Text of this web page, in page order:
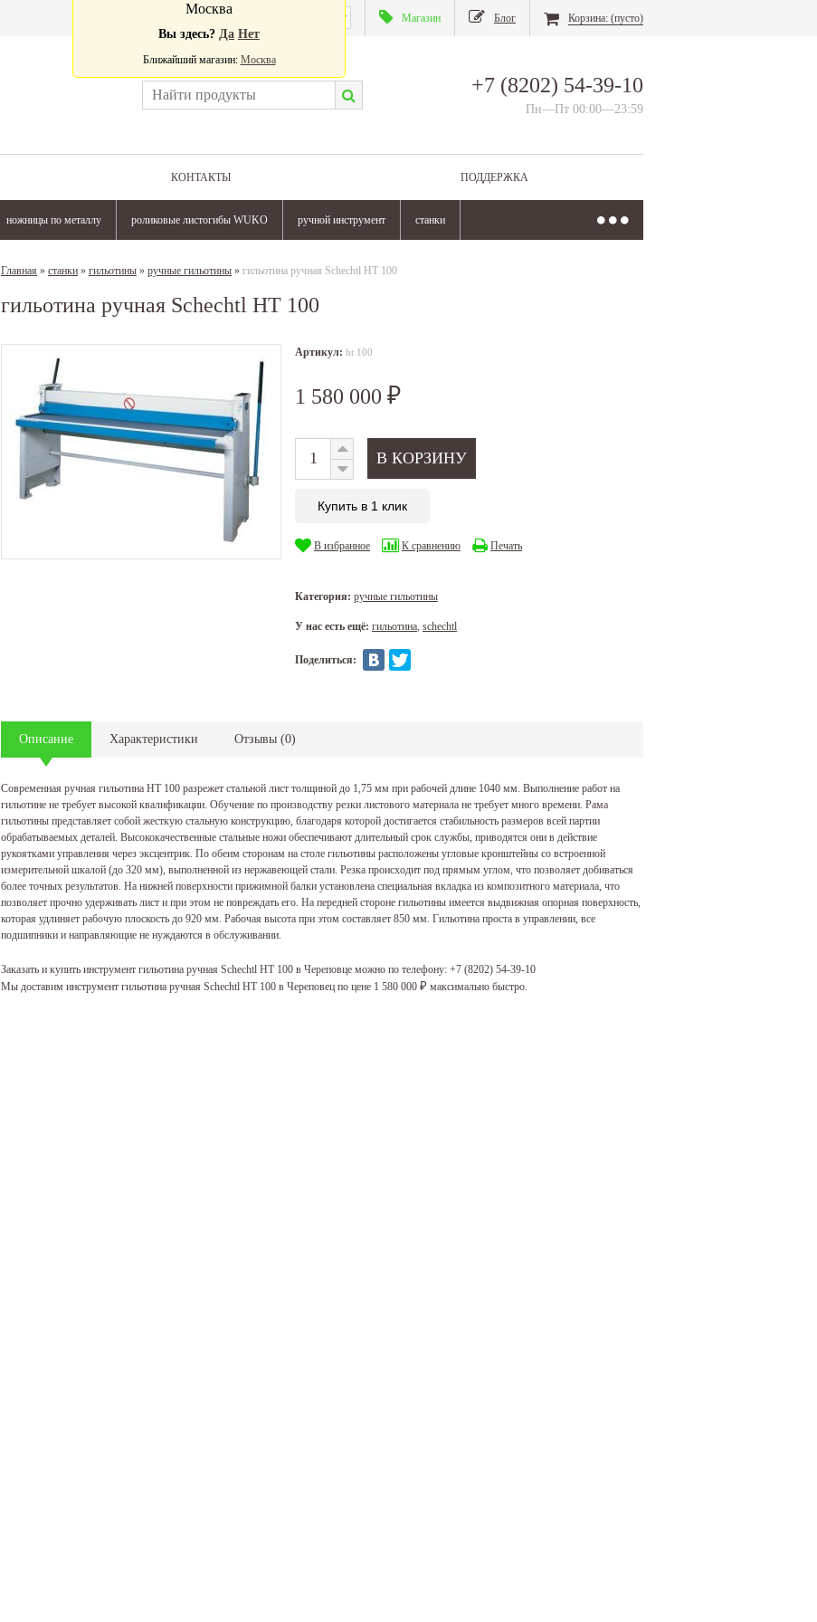
Магазин Блог Корзина: (пусто)
+7 (8202) 54-39-10
Пн—Пт 00:00—23:59
КОНТАКТЫ ПОДДЕРЖКА
ножницы по металлу роликовые листогибы WUKO ручной инструмент станки
Москва
Вы здесь? Да Нет
Ближайший магазин: Москва
Главная » станки » гильотины » ручные гильотины » гильотина ручная Schechtl HT 100
гильотина ручная Schechtl HT 100
Артикул: ht 100
1 580 000 ₽
Купить в 1 клик
В избранное К сравнению Печать
Категория: ручные гильотины
У нас есть ещё: гильотина schechtl
Поделиться:
Описание Характеристики Отзывы (0)
Современная ручная гильотина HT 100 разрежет стальной лист толщиной до 1,75 мм при рабочей длине 1040 мм. Выполнение работ на
гильотине не требует высокой квалификации. Обучение по производству резки листового материала не требует много времени. Рама
гильотины представляет собой жесткую стальную конструкцию, благодаря которой достигается стабильность размеров всей партии
обрабатываемых деталей. Высококачественные стальные ножи обеспечивают длительный срок службы, приводятся они в действие
рукоятками управления через эксцентрик. По обеим сторонам на столе гильотины расположены угловые кронштейны со встроенной
измерительной шкалой (до 320 мм), выполненной из нержавеющей стали. Резка происходит под прямым углом, что позволяет добиваться
более точных результатов. На нижней поверхности прижимной балки установлена специальная вкладка из композитного материала, что
позволяет прочно удерживать лист и при этом не повреждать его. На передней стороне гильотины имеется выдвижная опорная поверхность,
которая удлиняет рабочую плоскость до 920 мм. Рабочая высота при этом составляет 850 мм. Гильотина проста в управлении, все
подшипники и направляющие не нуждаются в обслуживании.
Заказать и купить инструмент гильотина ручная Schechtl HT 100 в Череповце можно по телефону: +7 (8202) 54-39-10
Мы доставим инструмент гильотина ручная Schechtl HT 100 в Череповец по цене 1 580 000 ₽ максимально быстро.